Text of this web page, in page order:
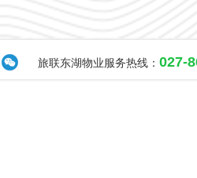
旅联东湖物业服务热线： 027-